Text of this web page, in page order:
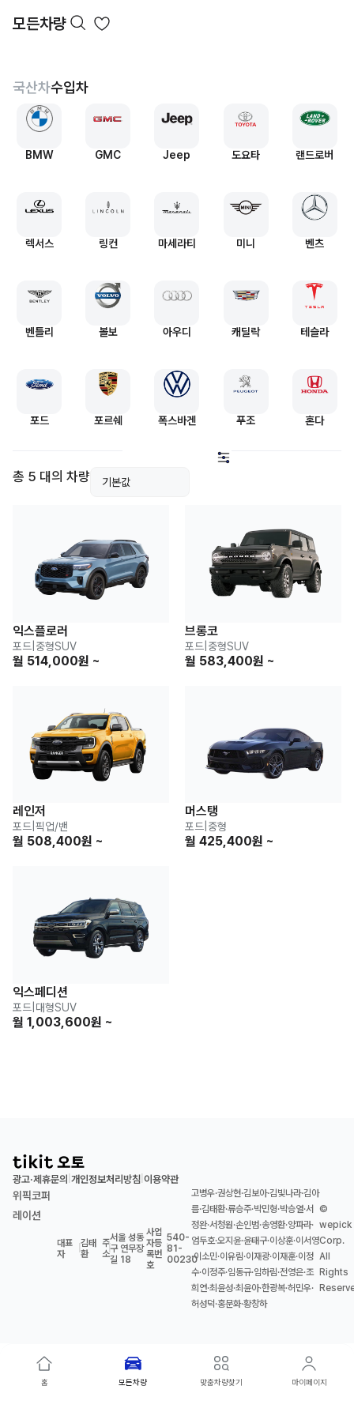
모든차량
국산차수입차
BMW GMC Jeep 도요타 랜드로버
렉서스 링컨 마세라티 미니 벤츠
벤틀리 볼보 아우디 캐딜락 테슬라
포드 포르쉐 폭스바겐 푸조 혼다
총 5 대의 차량
익스플로러
포드 중형SUV
월 514,000원 ~
브롱코
포드 중형SUV
월 583,400원 ~
레인저
포드 픽업/밴
월 508,400원 ~
머스탱
포드 중형
월 425,400원 ~
익스페디션
포드 대형SUV
월 1,003,600원 ~
광고·제휴문의 개인정보처리방침 이용약관
위픽코퍼
레이션
대표
자
|김태
환
주
소|
서울 성동
구 연무장
길 18
사업
자등
록번
호
|
540-
81-
00230
고병우·권상현·김보아·김빛나라·김아
름·김태환·류승주·박민형·박승열·서
정완·서청원·손인범·송영환·양파라·
엄두호·오지윤·윤태구·이상훈·이서영
·이소민·이유림·이재광·이재훈·이정
수·이정주·임동규·임하림·전영은·조
희연·최윤성·최윤아·한광복·허민우·
허성덕·홍문화·황창하
©
wepick
Corp.
All
Rights
홈 모든차량 맞춤차량찾기 마이페이지